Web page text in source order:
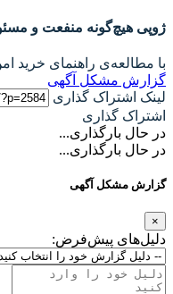
ژوپی هیچ‌گونه منفعت و
با مطالعه‌ی راهنمای خرید
گزارش مشکل آگهی
لینک اشتراک گذاری
اشتراک گذاری
در حال بارگذاری...
در حال بارگذاری...
گزارش مشکل آگهی
×
دلیل‌های پیش‌فرض: